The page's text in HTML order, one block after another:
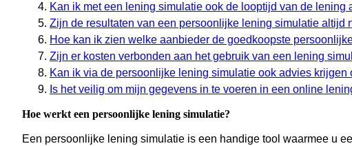
Kan ik met een lening simulatie ook de looptijd van de lening
Zijn de resultaten van een persoonlijke lening simulatie altijd
Hoe kan ik zien welke aanbieder de goedkoopste
Zijn er kosten verbonden aan het gebruik van een lening
Kan ik via de persoonlijke lening simulatie ook advies
Is het veilig om mijn gegevens in te voeren in een online
Hoe werkt een persoonlijke lening simulatie?
Een persoonlijke lening simulatie is een handige tool waarmee u